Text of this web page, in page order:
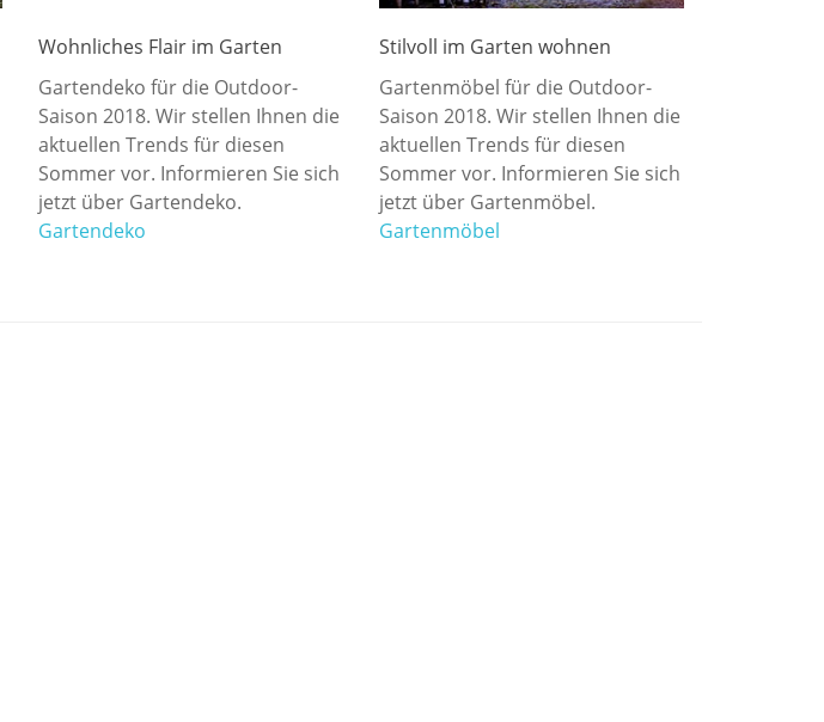
Wohnliches Flair im Garten
Gartendeko für die Outdoor-
Saison 2018. Wir stellen Ihnen die
aktuellen Trends für diesen
Sommer vor. Informieren Sie sich
jetzt über Gartendeko.
Gartendeko
Stilvoll im Garten wohnen
Gartenmöbel für die Outdoor-
Saison 2018. Wir stellen Ihnen die
aktuellen Trends für diesen
Sommer vor. Informieren Sie sich
jetzt über Gartenmöbel.
Gartenmöbel